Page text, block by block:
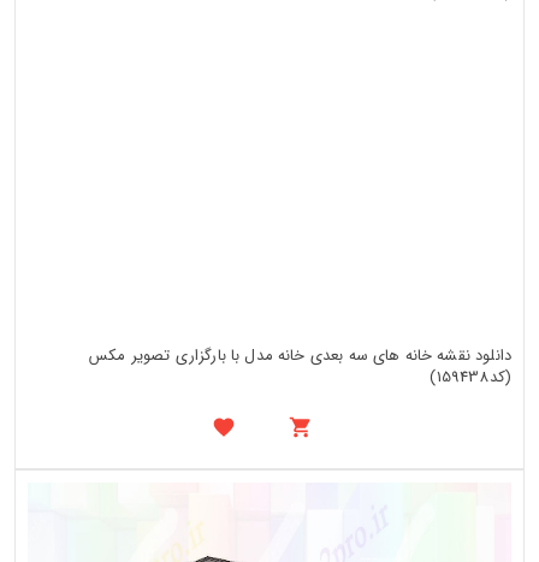
دانلود نقشه خانه های سه بعدی خانه مدل با بارگزاری تصویر مکس
(کد159438)